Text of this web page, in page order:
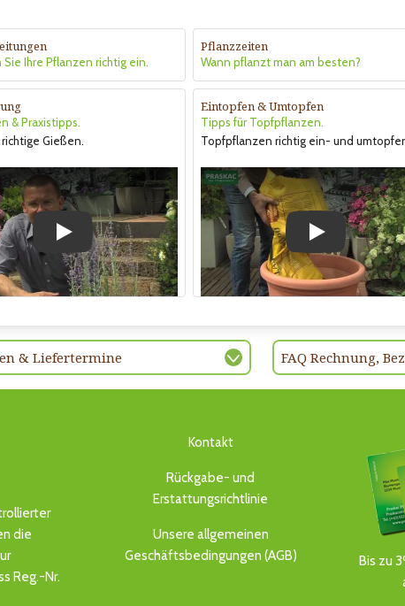
Ihre Pflanzen richtig ein.
Pflanzzeiten
Wann pflanzt man am besten?
& Praxistipps.
Gießen.
Play
Eintopfen & Umtopfen
Tipps für Topfpflanzen.
Topfpflanzen richtig ein- und
Play
& Liefertermine FAQ Rechnung,
die
Reg.-Nr.
Kontakt
Rückgabe- und
Erstattungsrichtlinie
Unsere allgemeinen
Geschäftsbedingungen (AGB)
Bis zu